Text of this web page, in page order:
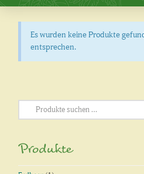
Es wurden keine Produkte
entsprechen.
Suchen
nach:
Produkte